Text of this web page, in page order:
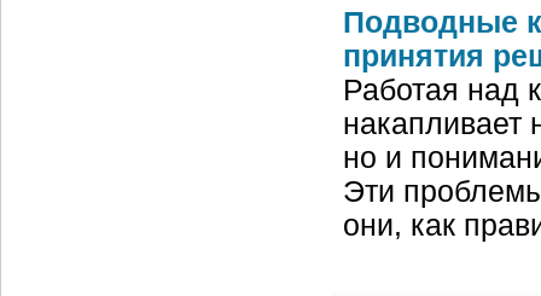
Подводные
принятия
Работая над
накапливает
но и
Эти
они, как